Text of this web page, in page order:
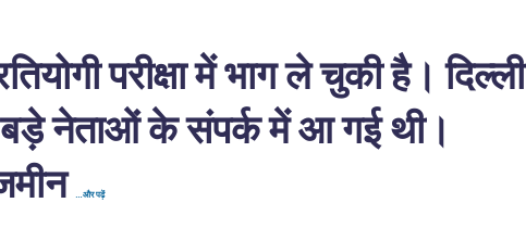
परीक्षा में भाग ले चुकी है। दिल्ली
बड़े नेताओं के संपर्क में आ गई थी।
…और पढ़ें